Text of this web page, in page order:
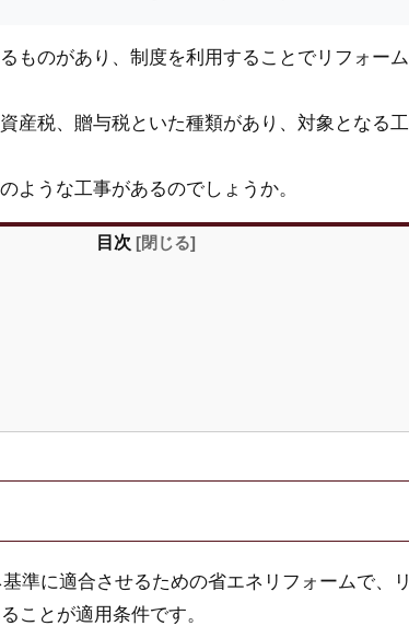
ものがあり、制度を利用することでリフォー
産税、贈与税といた種類があり、対象となる
ような工事があるのでしょうか。
目次 [閉じる]
準に適合させるための省エネリフォームで、
ことが適用条件です。